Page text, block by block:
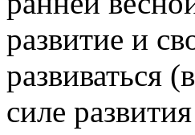
развитие и
развиваться
силе